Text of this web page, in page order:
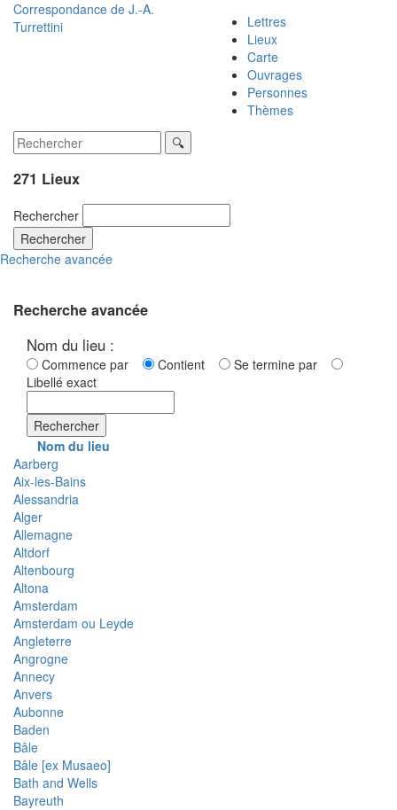
Correspondance de J.-A.
Turrettini
Lettres
Lieux
Carte
Ouvrages
Personnes
Thèmes
271 Lieux
Rechercher
Rechercher
Recherche avancée
Recherche avancée
Nom du lieu :
Commence par Contient
Se termine par
Libellé exact
Rechercher
Nom du lieu
Aarberg
Aix-les-Bains
Alessandria
Alger
Allemagne
Altdorf
Altenbourg
Altona
Amsterdam
Amsterdam ou Leyde
Angleterre
Angrogne
Annecy
Anvers
Aubonne
Baden
Bâle
Bâle [ex Musaeo]
Bath and Wells
Bayreuth